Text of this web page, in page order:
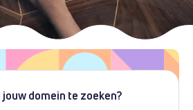
domein te zoeken?